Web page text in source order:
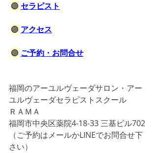
🟣 セラピスト
🟣 アクセス
🟣 ご予約・お問合せ
福岡のアーユルヴェーダサロン・アー
ユルヴェーダセラピストスクール
ＲＡＭＡ
福岡市中央区薬院4-18-33 三基ビル702
（ご予約はメールかLINEでお問合せ下
さい）